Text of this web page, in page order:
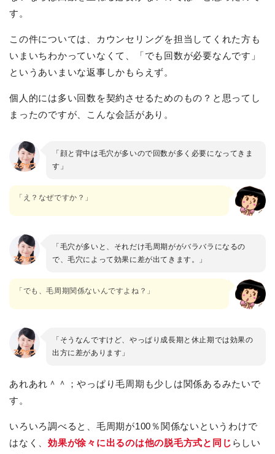
す。
この件については、カウンセリングを担当してくれた方も
いまいちわかっていなくて、「でも回数が必要なんです」
というあいまいな返事しかもらえず。
個人的には多い回数を契約させるためのもの？と思ってし
まったのですが、こんな会話があり。
「顔と背中は毛穴が多いので回数が多く必要になってきま
す」
「え？なぜですか？」
「毛穴が多いと、それだけ毛周期ががバラバラになるの
で、毛穴によって効果に差が出てきます。」
「でも、毛周期関係ないんですよね？」
「そうなんですけど、やっぱり成長期と休止期では効果の
出方に差があります」
あれあれ＾＾；やっぱり毛周期も少しは関係あるみたいで
す。
いろいろ調べると、毛周期が100％関係ないというわけで
はなく、効果が徐々に出るのは他の脱毛方式と同じ らしい